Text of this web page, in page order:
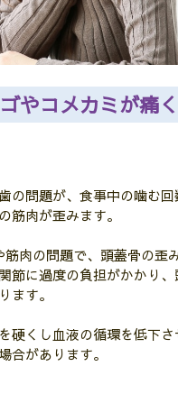
やコメカミが痛
題が、食事中の噛む回
歪みます。
問題で、頭蓋骨の歪み
負担がかかり、頭
す。
くし血液の循環を低下
あります。